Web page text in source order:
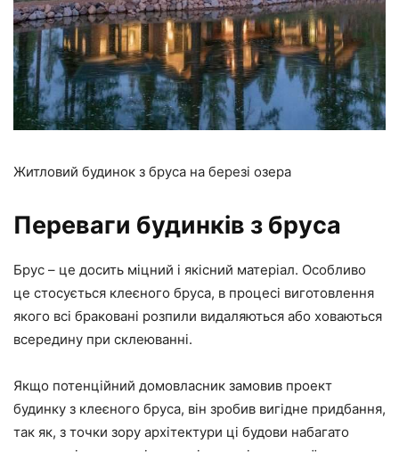
Житловий будинок з бруса на березі озера
Переваги будинків з бруса
Брус – це досить міцний і якісний матеріал. Особливо
це стосується клеєного бруса, в процесі виготовлення
якого всі браковані розпили видаляються або ховаються
всередину при склеюванні.
Якщо потенційний домовласник замовив проект
будинку з клеєного бруса, він зробив вигідне придбання,
так як, з точки зору архітектури ці будови набагато